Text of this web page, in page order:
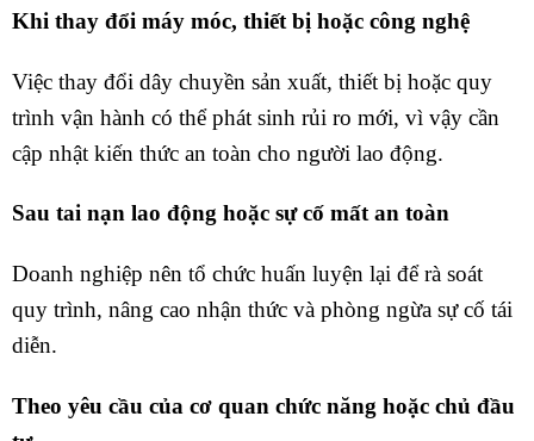
Khi thay đổi máy móc, thiết bị hoặc công nghệ
Việc thay đổi dây chuyền sản xuất, thiết bị hoặc quy
trình vận hành có thể phát sinh rủi ro mới, vì vậy cần
cập nhật kiến thức an toàn cho người lao động.
Sau tai nạn lao động hoặc sự cố mất an toàn
Doanh nghiệp nên tổ chức huấn luyện lại để rà soát
quy trình, nâng cao nhận thức và phòng ngừa sự cố tái
diễn.
Theo yêu cầu của cơ quan chức năng hoặc chủ đầu